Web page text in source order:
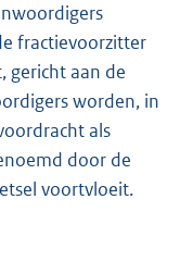
fractievoorzitter
gericht aan de
worden, in
als
door de
voortvloeit.